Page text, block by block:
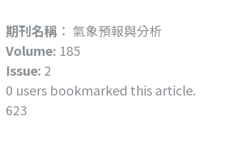
期刊名稱 ： 氣象預報與分析
Volume: 185
Issue: 2
0 users bookmarked this article.
623